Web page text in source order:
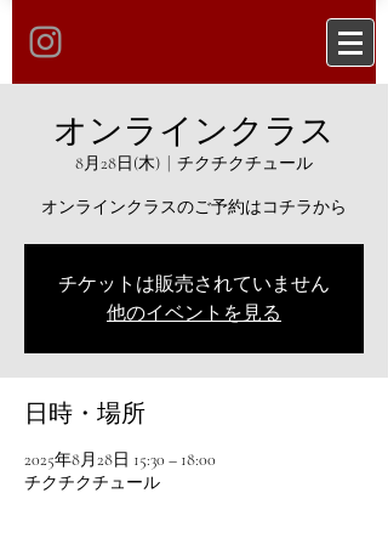
オンラインクラス
8月28日(木) チクチクチュール
オンラインクラスのご予約はコチラから
チケットは販売されていません
他のイベントを見る
日時・場所
2025年8月28日 15:30 – 18:00
チクチクチュール